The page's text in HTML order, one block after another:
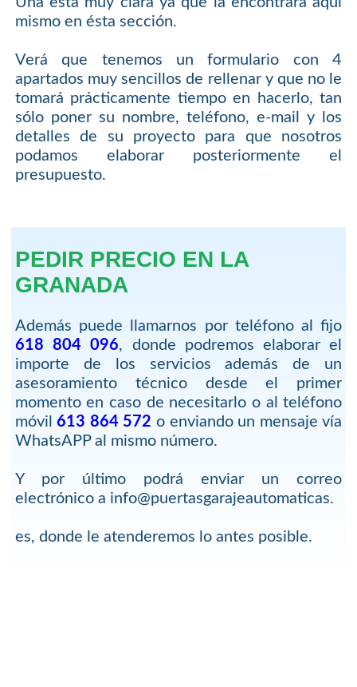
mismo en ésta sección.
Verá que tenemos un formulario con 4
apartados muy sencillos de rellenar y que no le
tomará prácticamente tiempo en hacerlo, tan
sólo poner su nombre, teléfono, e-mail y los
detalles de su proyecto para que nosotros
podamos elaborar posteriormente el
presupuesto.
PEDIR PRECIO EN LA
GRANADA
Además puede llamarnos por teléfono al fijo
618 804 096, donde podremos elaborar el
importe de los servicios además de un
asesoramiento técnico desde el primer
momento en caso de necesitarlo o al teléfono
móvil613 864 572 o enviando un mensaje vía
WhatsAPP al mismo número.
Y por último podrá enviar un correo
electrónico a info@puertasgarajeautomaticas.
es, donde le atenderemos lo antes posible.